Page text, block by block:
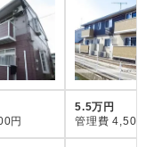
円
5.5万円
管理費 4,500